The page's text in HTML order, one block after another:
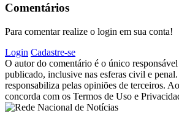
Comentários
Para comentar realize o login em sua conta!
Login Cadastre-se
O autor do comentário é o único
publicado, inclusive nas esferas civil e penal.
responsabiliza pelas opiniões de terceiros.
concorda com os Termos de Uso e